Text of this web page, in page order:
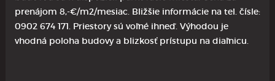
prenájom 8,-€/m2/mesiac. Bližšie informácie na tel. čísle:
0902 674 171. Priestory sú voľné ihneď. Výhodou je
vhodná poloha budovy a blizkosť prístupu na diaľnicu.